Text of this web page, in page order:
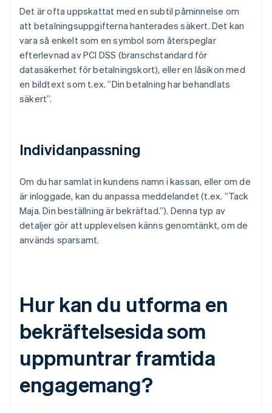
Det är ofta uppskattat med en subtil påminnelse om
att betalningsuppgifterna hanterades säkert. Det kan
vara så enkelt som en symbol som återspeglar
efterlevnad av PCI DSS (branschstandard för
datasäkerhet för betalningskort), eller en låsikon med
en bildtext som t.ex. ”Din betalning har behandlats
säkert”.
Individanpassning
Om du har samlat in kundens namn i kassan, eller om de
är inloggade, kan du anpassa meddelandet (t.ex. ”Tack
Maja. Din beställning är bekräftad.”). Denna typ av
detaljer gör att upplevelsen känns genomtänkt, om de
används sparsamt.
Hur kan du utforma en
bekräftelsesida som
uppmuntrar framtida
engagemang?